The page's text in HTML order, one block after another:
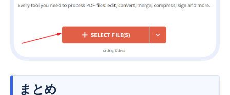
まとめ